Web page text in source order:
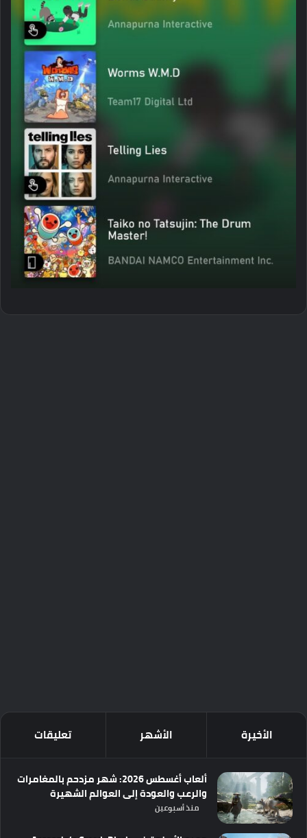
الأخيرة الأشهر تعليقات
ألعاب أغسطس 2026: شهر مزدحم بالمغامرات
والرعب والعودة إلى العوالم الشهيرة
منذ أسبوعين